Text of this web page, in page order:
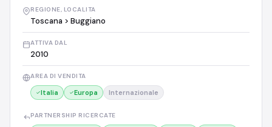
REGIONE, LOCALITA
Toscana > Buggiano
ATTIVA DAL
2010
AREA DI VENDITA
Italia Europa Internazionale
PARTNERSHIP RICERCATE